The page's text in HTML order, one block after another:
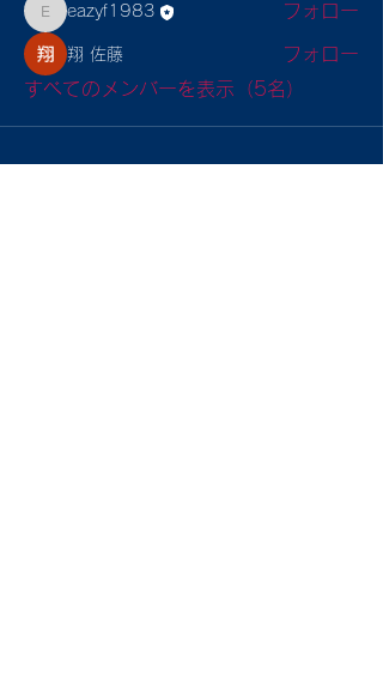
eazyf1983
eazyf1983 フォロー
翔 佐藤
フォロー
すべてのメンバーを表示（5名）